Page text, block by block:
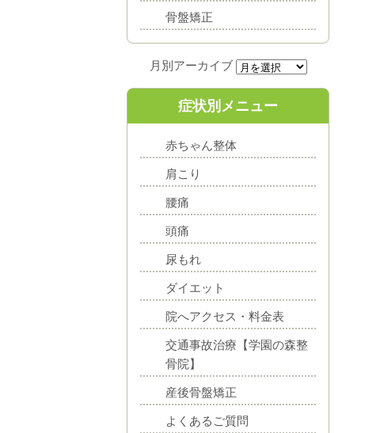
骨盤矯正
症状別メニュー
赤ちゃん整体
肩こり
腰痛
頭痛
尿もれ
ダイエット
院へアクセス・料金表
交通事故治療【学園の森整
骨院】
産後骨盤矯正
よくあるご質問